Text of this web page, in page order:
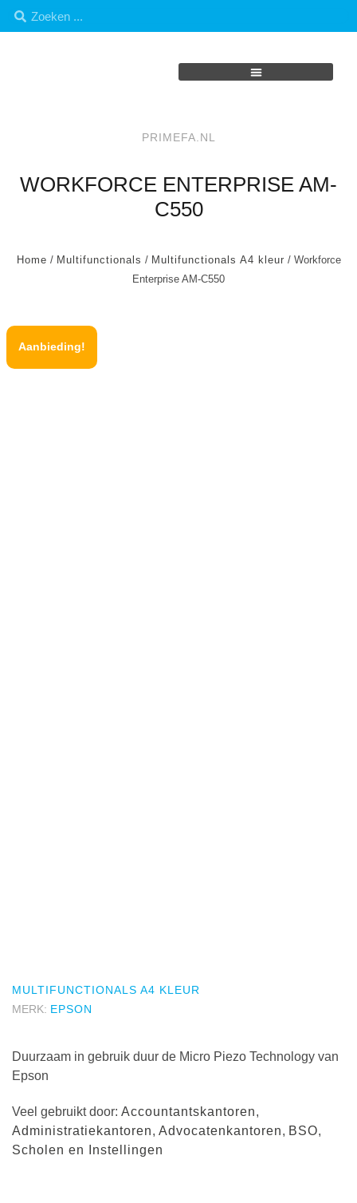
PRIMEFA.NL
WORKFORCE ENTERPRISE AM-
C550
Home / Multifunctionals / Multifunctionals A4 kleur / Workforce
Enterprise AM-C550
Aanbieding!
MULTIFUNCTIONALS A4 KLEUR
MERK: EPSON
Duurzaam in gebruik duur de Micro Piezo Technology van
Epson
Veel gebruikt door: Accountantskantoren,
Administratiekantoren, Advocatenkantoren, BSO,
Scholen en Instellingen